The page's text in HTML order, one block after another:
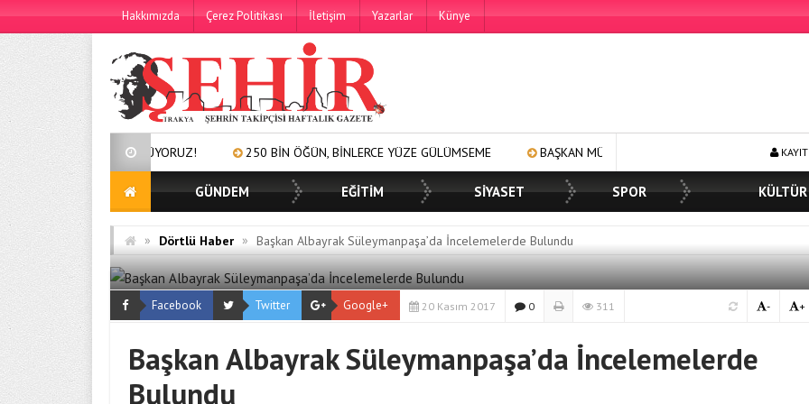
Hakkımızda Çerez Politikası İletişim Yazarlar Künye
BÜYÜTÜYORUZ! 250 BİN ÖĞÜN, BİNLERCE YÜZE GÜLÜMSEME BAŞKAN MÜGE YILDIZ TOPAK: ‘SOSYAL BELEDİYECİLİKTE HİÇBİR
GÜNDEM EĞİTİM SİYASET SPOR
» Dörtlü Haber » Başkan Albayrak Süleymanpaşa’da İncelemelerde Bulundu
Facebook Twitter Google+ 20 Kasım 2017 0 311 +
-
Başkan Albayrak Süleymanpaşa’da İncelemelerde
Bulundu